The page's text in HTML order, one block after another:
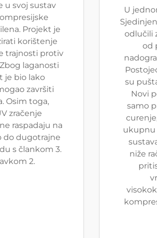
u svoj sustav
Projekt je
korištenje
trajnosti protiv
laganosti
je bio lako
završiti
Osim toga,
zračenje
raspadaju na
do dugotrajne
s člankom 3.
2.
U
odlučili
od
su
Novi
samo
ukupnu
niže